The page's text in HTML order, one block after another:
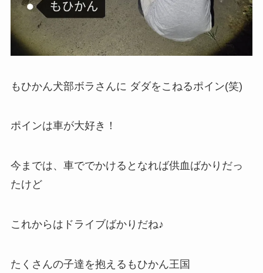
もひかん犬部ボラさんに ダダをこねるポイン(笑)
ポインは車が大好き！
今までは、車ででかけるとなれば供血ばかりだっ
たけど
これからはドライブばかりだね♪
たくさんの子達を抱えるもひかん王国